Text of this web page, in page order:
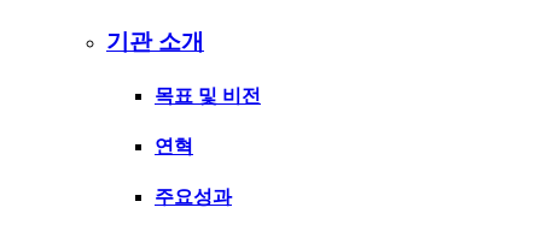
기관 소개
목표 및 비전
연혁
주요성과